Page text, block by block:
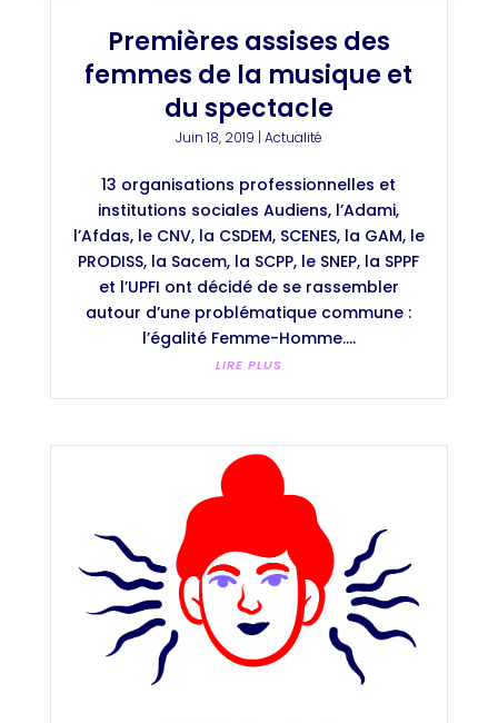
Premières assises des
femmes de la musique et
du spectacle
Juin 18, 2019 | Actualité
13 organisations professionnelles et
institutions sociales Audiens, l’Adami,
l’Afdas, le CNV, la CSDEM, SCENES, la GAM, le
PRODISS, la Sacem, la SCPP, le SNEP, la SPPF
et l’UPFI ont décidé de se rassembler
autour d’une problématique commune :
l’égalité Femme-Homme....
LIRE PLUS